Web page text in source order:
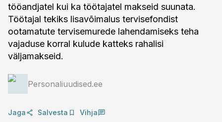
tööandjatel kui ka töötajatel makseid suunata.
Töötajal tekiks lisavõimalus tervisefondist
ootamatute tervisemurede lahendamiseks teha
vajaduse korral kulude katteks rahalisi
väljamakseid.
Personaliuudised.ee
Jaga Salvesta Vihja